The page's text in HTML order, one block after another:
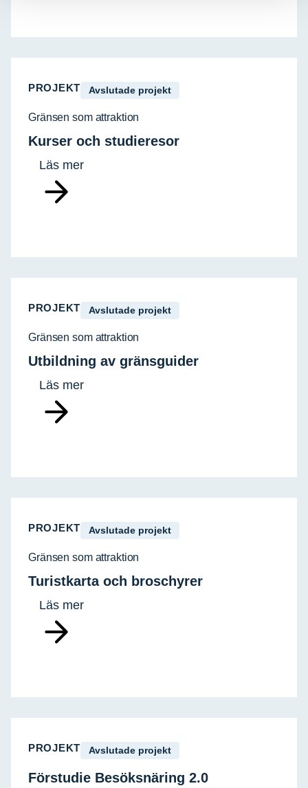
PROJEKT Avslutade projekt
Gränsen som attraktion
Kurser och studieresor
Läs mer
PROJEKT Avslutade projekt
Gränsen som attraktion
Utbildning av gränsguider
Läs mer
PROJEKT Avslutade projekt
Gränsen som attraktion
Turistkarta och broschyrer
Läs mer
PROJEKT Avslutade projekt
Förstudie Besöksnäring 2.0